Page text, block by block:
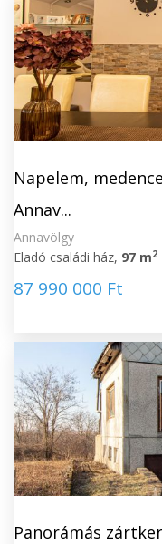
Napelem,
Annav...
Annavölgy
Eladó családi ház, 97 m2
87 990 000 Ft
Panorámás